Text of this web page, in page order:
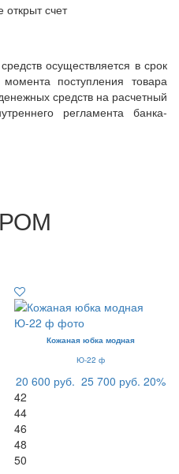
открыт счет
осуществляется в срок
поступления товара
средств на расчетный
регламента банка-
Кожаная юбка модная
Ю-22 ф
20 600 руб. 25 700 руб. 20%
42
44
46
48
50